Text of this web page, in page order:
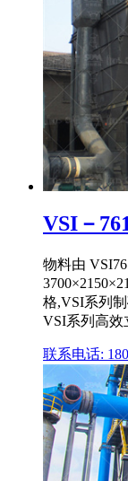
VSI－
物料由
格,VSI系列
VSI系列高效
联系电话: